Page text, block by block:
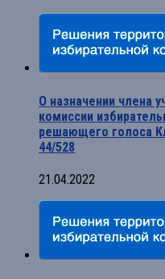
О назначении члена
комиссии
решающего голоса
44/528
21.04.2022